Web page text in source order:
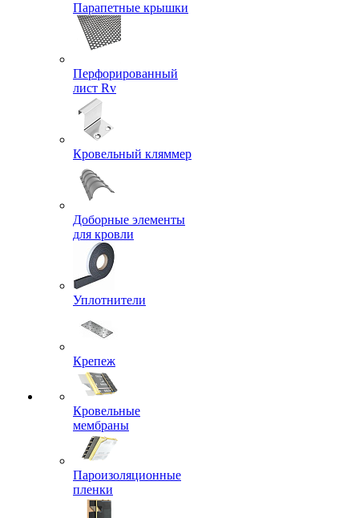
Парапетные крышки
Перфорированный
лист Rv
Кровельный кляммер
Доборные элементы
для кровли
Уплотнители
Крепеж
Кровельные
мембраны
Пароизоляционные
пленки